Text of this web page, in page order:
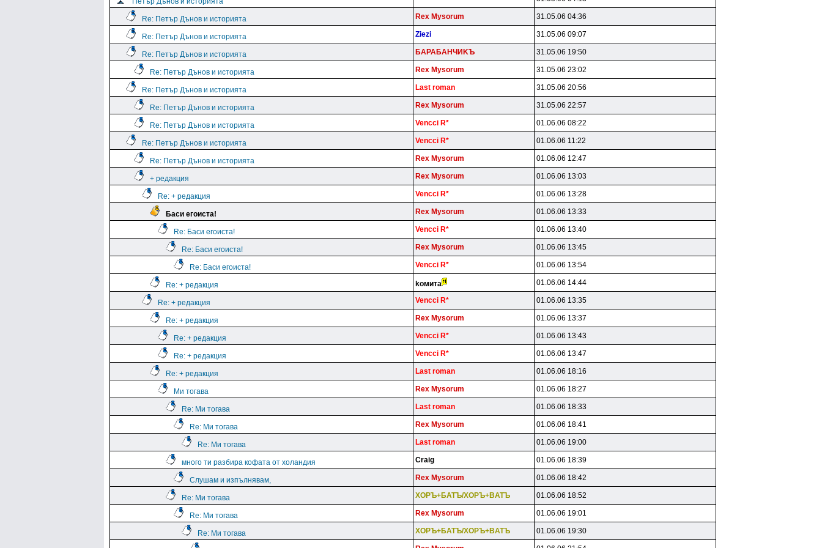
Re: Петър Дънов и историята Rex Mysorum 31.05.06 04:36
Re: Петър Дънов и историята Ziezi 31.05.06 09:07
Re: Петър Дънов и историята БAPAБAHЧИKЪ 31.05.06 19:50
Re: Петър Дънов и историята Rex Mysorum 31.05.06 23:02
Re: Петър Дънов и историята Last roman 31.05.06 20:56
Re: Петър Дънов и историята Rex Mysorum 31.05.06 22:57
Re: Петър Дънов и историята Vencci R* 01.06.06 08:22
Re: Петър Дънов и историята Vencci R* 01.06.06 11:22
Re: Петър Дънов и историята Rex Mysorum 01.06.06 12:47
+ редакция Rex Mysorum 01.06.06 13:03
Re: + редакция Vencci R* 01.06.06 13:28
Баси егоиста! Rex Mysorum 01.06.06 13:33
Re: Баси егоиста! Vencci R* 01.06.06 13:40
Re: Баси егоиста! Rex Mysorum 01.06.06 13:45
Re: Баси егоиста! Vencci R* 01.06.06 13:54
Re: + редакция koмитa 01.06.06 14:44
Re: + редакция Vencci R* 01.06.06 13:35
Re: + редакция Rex Mysorum 01.06.06 13:37
Re: + редакция Vencci R* 01.06.06 13:43
Re: + редакция Vencci R* 01.06.06 13:47
Re: + редакция Last roman 01.06.06 18:16
Ми тогава Rex Mysorum 01.06.06 18:27
Re: Ми тогава Last roman 01.06.06 18:33
Re: Ми тогава Rex Mysorum 01.06.06 18:41
Re: Ми тогава Last roman 01.06.06 19:00
много ти разбира кофата от холандия Craig 01.06.06 18:39
Слушам и изпълнявам, Rex Mysorum 01.06.06 18:42
Re: Ми тогава XOPЪ+БATЪ/XOPЪ+BATЪ 01.06.06 18:52
Re: Ми тогава Rex Mysorum 01.06.06 19:01
Re: Ми тогава XOPЪ+БATЪ/XOPЪ+BATЪ 01.06.06 19:30